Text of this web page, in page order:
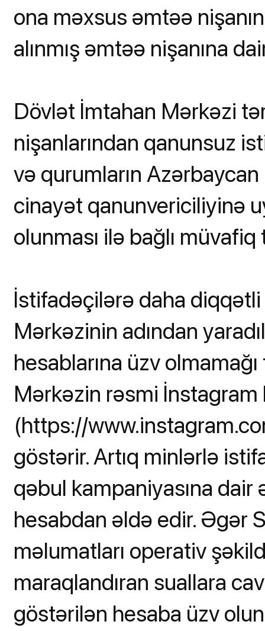
ona məxsus əmtəə
alınmış əmtəə nişanına
Dövlət İmtahan Mərkəzi
nişanlarından qanunsuz
və qurumların
cinayət qanunvericiliyinə
olunması ilə bağlı
İstifadəçilərə daha
Mərkəzinin adından
hesablarına üzv
Mərkəzin rəsmi İnstagram
(https://
göstərir. Artıq minlərlə
qəbul kampaniyasına dair
hesabdan əldə edir. Əgər
məlumatları operativ
maraqlandıran suallara
göstərilən hesaba üzv